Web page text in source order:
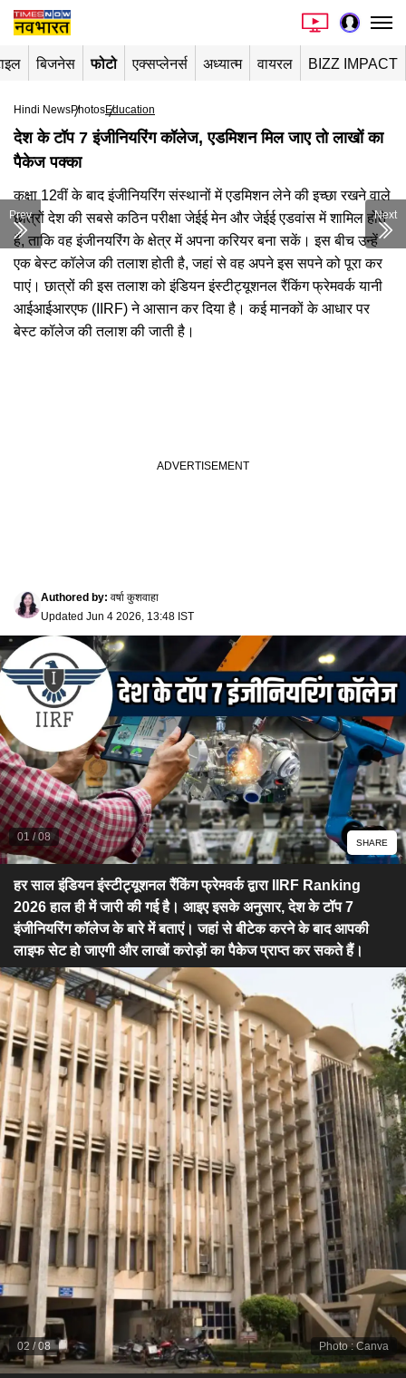
बिजनेस फोटो एक्सप्लेनर्स अध्यात्म वायरल BIZZ IMPACT
Hindi NewsPhotosEducation
देश के टॉप 7 इंजीनियरिंग कॉलेज, एडमिशन मिल जाए तो लाखों का
पैकेज पक्का
कक्षा 12वीं के बाद इंजीनियरिंग संस्थानों में एडमिशन लेने की इच्छा रखने वाले
छात्रों देश की सबसे कठिन परीक्षा जेईई मेन और जेईई एडवांस में शामिल होते
हैं, ताकि वह इंजीनयरिंग के क्षेत्र में अपना करियर बना सकें। इस बीच उन्हें
एक बेस्ट कॉलेज की तलाश होती है, जहां से वह अपने इस सपने को पूरा कर
पाएं। छात्रों की इस तलाश को इंडियन इंस्टीट्यूशनल रैंकिंग फ्रेमवर्क यानी
आईआईआरएफ (IIRF) ने आसान कर दिया है। कई मानकों के आधार पर
बेस्ट कॉलेज की तलाश की जाती है।
Authored by: वर्षा कुशवाहा
Updated Jun 4 2026, 13:48 IST
01 /08 SHARE
हर साल इंडियन इंस्टीट्यूशनल रैंकिंग फ्रेमवर्क द्वारा IIRF Ranking
2026 हाल ही में जारी की गई है। आइए इसके अनुसार, देश के टॉप 7
इंजीनियरिंग कॉलेज के बारे में बताएं। जहां से बीटेक करने के बाद आपकी
लाइफ सेट हो जाएगी और लाखों करोड़ों का पैकेज प्राप्त कर सकते हैं।
Photo: Canva
02 /08
Prev Next